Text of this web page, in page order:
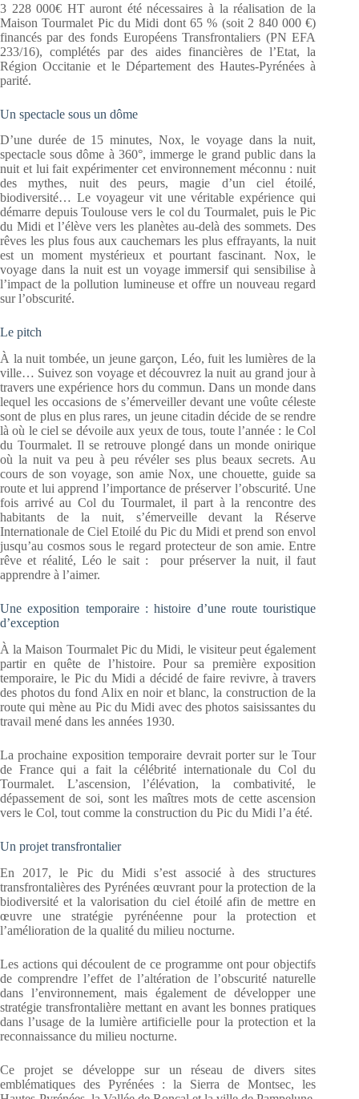
3 228 000€ HT auront été nécessaires à la réalisation de la
Maison Tourmalet Pic du Midi dont 65 % (soit 2 840 000 €)
financés par des fonds Européens Transfrontaliers (PN EFA
233/16), complétés par des aides financières de l’Etat, la
Région Occitanie et le Département des Hautes-Pyrénées à
parité.
Un spectacle sous un dôme
D’une durée de 15 minutes, Nox, le voyage dans la nuit,
spectacle sous dôme à 360°, immerge le grand public dans la
nuit et lui fait expérimenter cet environnement méconnu : nuit
des mythes, nuit des peurs, magie d’un ciel étoilé,
biodiversité… Le voyageur vit une véritable expérience qui
démarre depuis Toulouse vers le col du Tourmalet, puis le Pic
du Midi et l’élève vers les planètes au-delà des sommets. Des
rêves les plus fous aux cauchemars les plus effrayants, la nuit
est un moment mystérieux et pourtant fascinant. Nox, le
voyage dans la nuit est un voyage immersif qui sensibilise à
l’impact de la pollution lumineuse et offre un nouveau regard
sur l’obscurité.
Le pitch
À la nuit tombée, un jeune garçon, Léo, fuit les lumières de la
ville… Suivez son voyage et découvrez la nuit au grand jour à
travers une expérience hors du commun. Dans un monde dans
lequel les occasions de s’émerveiller devant une voûte céleste
sont de plus en plus rares, un jeune citadin décide de se rendre
là où le ciel se dévoile aux yeux de tous, toute l’année : le Col
du Tourmalet. Il se retrouve plongé dans un monde onirique
où la nuit va peu à peu révéler ses plus beaux secrets. Au
cours de son voyage, son amie Nox, une chouette, guide sa
route et lui apprend l’importance de préserver l’obscurité. Une
fois arrivé au Col du Tourmalet, il part à la rencontre des
habitants de la nuit, s’émerveille devant la Réserve
Internationale de Ciel Etoilé du Pic du Midi et prend son envol
jusqu’au cosmos sous le regard protecteur de son amie. Entre
rêve et réalité, Léo le sait : pour préserver la nuit, il faut
apprendre à l’aimer.
Une exposition temporaire : histoire d’une route touristique
d’exception
À la Maison Tourmalet Pic du Midi, le visiteur peut également
partir en quête de l’histoire. Pour sa première exposition
temporaire, le Pic du Midi a décidé de faire revivre, à travers
des photos du fond Alix en noir et blanc, la construction de la
route qui mène au Pic du Midi avec des photos saisissantes du
travail mené dans les années 1930.
La prochaine exposition temporaire devrait porter sur le Tour
de France qui a fait la célébrité internationale du Col du
Tourmalet. L’ascension, l’élévation, la combativité, le
dépassement de soi, sont les maîtres mots de cette ascension
vers le Col, tout comme la construction du Pic du Midi l’a été.
Un projet transfrontalier
En 2017, le Pic du Midi s’est associé à des structures
transfrontalières des Pyrénées œuvrant pour la protection de la
biodiversité et la valorisation du ciel étoilé afin de mettre en
œuvre une stratégie pyrénéenne pour la protection et
l’amélioration de la qualité du milieu nocturne.
Les actions qui découlent de ce programme ont pour objectifs
de comprendre l’effet de l’altération de l’obscurité naturelle
dans l’environnement, mais également de développer une
stratégie transfrontalière mettant en avant les bonnes pratiques
dans l’usage de la lumière artificielle pour la protection et la
reconnaissance du milieu nocturne.
Ce projet se développe sur un réseau de divers sites
emblématiques des Pyrénées : la Sierra de Montsec, les